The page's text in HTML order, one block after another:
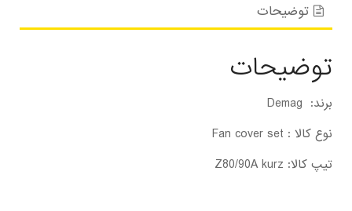
توضیحات
توضیحات
برند: Demag
نوع کالا : Fan cover set
تیپ کالا: Z80/90A kurz